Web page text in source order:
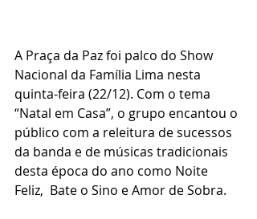
A Praça da Paz foi palco do Show
Nacional da Família Lima nesta
quinta-feira (22/12). Com o tema
“Natal em Casa”, o grupo encantou o
público com a releitura de sucessos
da banda e de músicas tradicionais
desta época do ano como Noite
Feliz,  Bate o Sino e Amor de Sobra.